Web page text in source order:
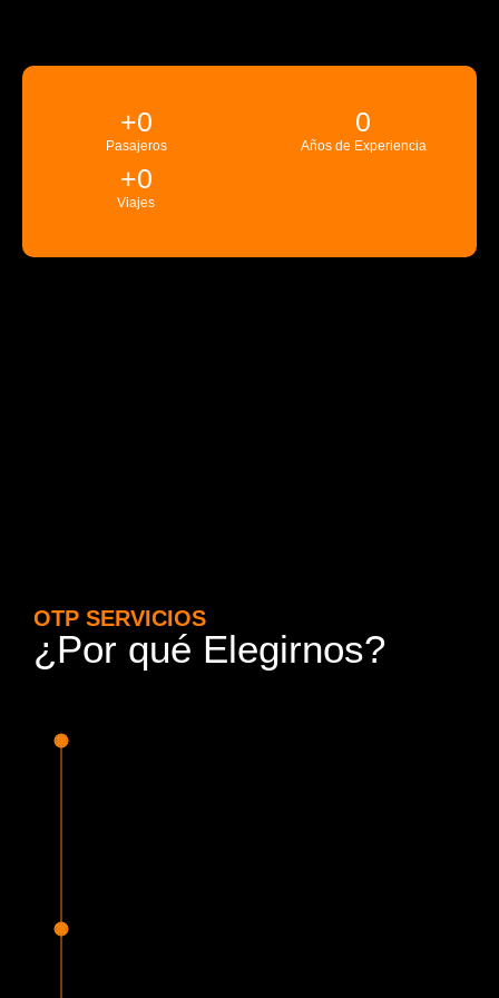
Pasajeros
+0
Años de Experiencia
0
Viajes
+0
OTP SERVICIOS
¿Por qué Elegirnos?